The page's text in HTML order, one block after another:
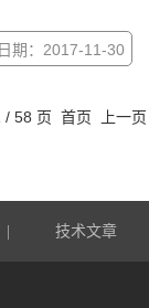
期：2017-11-30
/ 58 页 首页 上一页
技术文章